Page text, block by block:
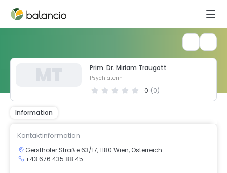
Prim. Dr. Miriam Traugott
Psychiaterin
0 (0)
Information
Kontaktinformation
Gersthofer Straße 63/17, 1180 Wien, Österreich
+43 676 435 88 45